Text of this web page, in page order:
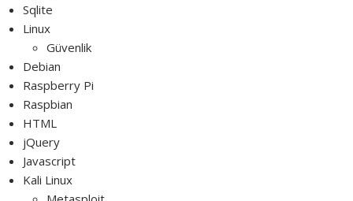
Sqlite
Linux
Güvenlik
Debian
Raspberry Pi
Raspbian
HTML
jQuery
Javascript
Kali Linux